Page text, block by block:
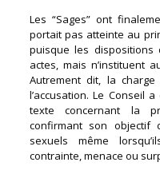
Les “Sages” ont
portait pas atteinte au
puisque les
actes, mais n’instituent
Autrement dit, la
l’accusation. Le Conseil
texte concernant la
confirmant son objectif
sexuels même
contrainte, menace ou